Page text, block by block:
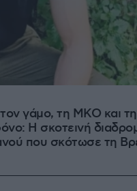
γάμο, τη ΜΚΟ και
Η σκοτεινή
που σκότωσε τη